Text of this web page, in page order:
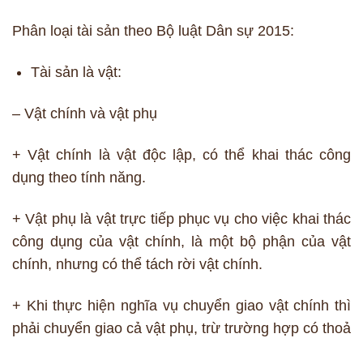
Phân loại tài sản theo Bộ luật Dân sự 2015:
Tài sản là vật:
– Vật chính và vật phụ
+ Vật chính là vật độc lập, có thể khai thác công
dụng theo tính năng.
+ Vật phụ là vật trực tiếp phục vụ cho việc khai thác
công dụng của vật chính, là một bộ phận của vật
chính, nhưng có thể tách rời vật chính.
+ Khi thực hiện nghĩa vụ chuyển giao vật chính thì
phải chuyển giao cả vật phụ, trừ trường hợp có thoả